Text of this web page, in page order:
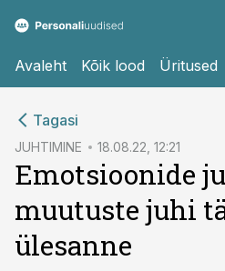
Avaleht Kõik lood Üritused
Tagasi
JUHTIMINE 18.08.22, 12:21
Emotsioonide
muutuste juhi
ülesanne